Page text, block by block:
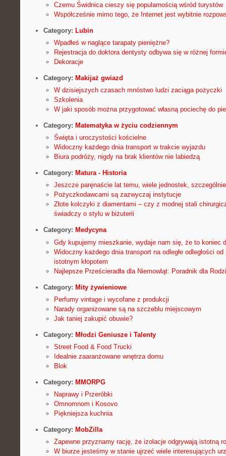
Czemu Świdnica cieszy się popularnością wśród turystów
Współcześnie mimo tego, że Internet jest wybitnie
Category: Lubin
Wpadłeś w naglące tarapaty pieniężne?
Rejestracja do doktora dentysty odbywa się w różnej
Dekoracje
Category: Makijaż gwiazd
W dzisiejszych czasach mnóstwo ludzi zaciąga pożyczki
Szkolenia
W jaki sposób można przygotować własną pociechę do
Category: Matematyka w życiu codziennym
Święta i uroczystości kościelne
Widoczny każdego dnia transport w trakcie wyjazdu
Biura podróży, nigdy na brak klientów nie labiedzą
Category: Matura - Historia
Jeszcze paręnaście lat temu, wiele jednostek, szczególnie
Pożyczkodawcami są zazwyczaj instytucje
Złote kolczyki z diamentami – czy z modnej stali
świadczy o stylu w biżuterii
Category: Medycyna
Gdy kupujemy mieszkanie, wydaje nam się, że to koniec
Widoczny każdego dnia transport na odległe odległości
istotnym kłopotem
Najlepsze Prześcieradła dla Niemowląt: Poradnik dla
Category: Mity żywieniowe
Perfumy vintage i wycofane z produkcji
Narady organizowane są na szczeblu miejscowym
Jak taniej zakupić obuwie?
Category: Młodzi Geniusze i Talenty
Street Food & Food Trucki
Idealnie zaaranżowane wnętrza domu
Blok
Category: MMORPG
Naprawy i Przeróbki
Omnomnom i Kosovo
Piękniejsza kuchnia
Category: MobZilla
Zapewne przyznamy rację, że izolacje odgrywają istotną
W biurze jesteśmy w stanie ujrzeć wiele interesujących